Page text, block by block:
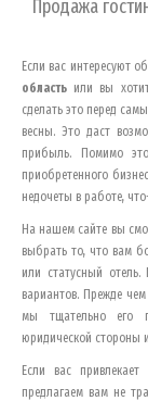
Продажа
Если вас интересуют
область или вы
сделать это перед
весны. Это даст
прибыль. Помимо
приобретенного
недочеты в работе,
На нашем сайте вы
выбрать то, что вам
или статусный
вариантов. Прежде
мы тщательно его
юридической стороны
Если вас
предлагаем вам не